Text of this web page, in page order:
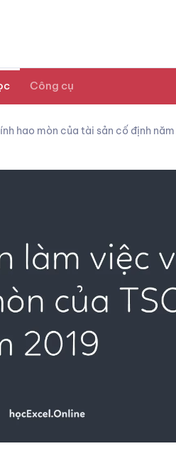
Công cụ
hao mòn của tài sản cố định năm